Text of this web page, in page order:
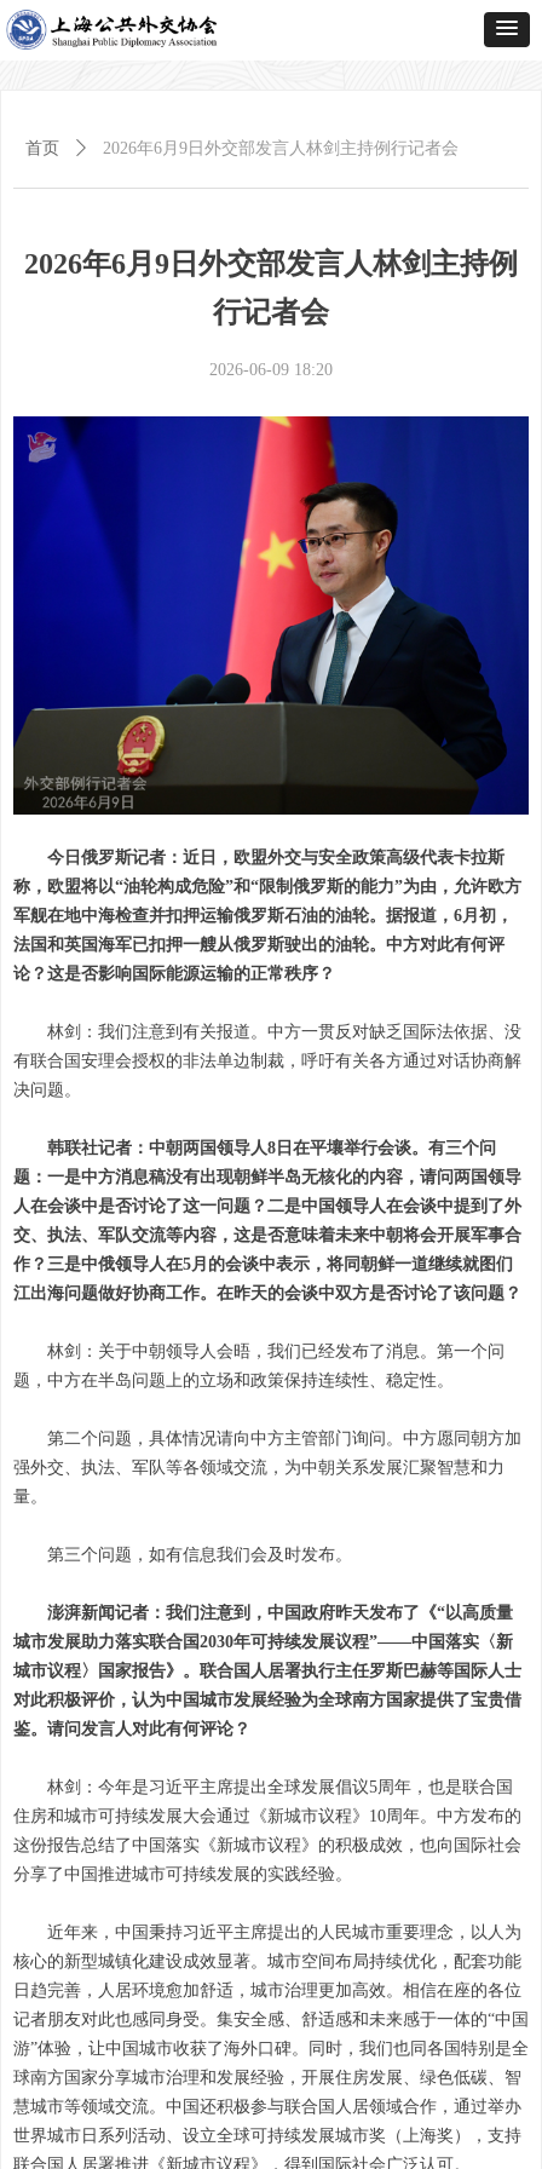
2026年6月9日外交部发言人林剑主持例
行记者会
今日俄罗斯记者：近日，欧盟外交与安全政策高级代表卡拉斯
称，欧盟将以“油轮构成危险”和“限制俄罗斯的能力”为由，允许欧方
军舰在地中海检查并扣押运输俄罗斯石油的油轮。据报道，6月初，
法国和英国海军已扣押一艘从俄罗斯驶出的油轮。中方对此有何评
论？这是否影响国际能源运输的正常秩序？
林剑：我们注意到有关报道。中方一贯反对缺乏国际法依据、没
有联合国安理会授权的非法单边制裁，呼吁有关各方通过对话协商解
决问题。
韩联社记者：中朝两国领导人8日在平壤举行会谈。有三个问
题：一是中方消息稿没有出现朝鲜半岛无核化的内容，请问两国领导
人在会谈中是否讨论了这一问题？二是中国领导人在会谈中提到了外
交、执法、军队交流等内容，这是否意味着未来中朝将会开展军事合
作？三是中俄领导人在5月的会谈中表示，将同朝鲜一道继续就图们
江出海问题做好协商工作。在昨天的会谈中双方是否讨论了该问题？
林剑：关于中朝领导人会晤，我们已经发布了消息。第一个问
题，中方在半岛问题上的立场和政策保持连续性、稳定性。
第二个问题，具体情况请向中方主管部门询问。中方愿同朝方加
强外交、执法、军队等各领域交流，为中朝关系发展汇聚智慧和力
量。
第三个问题，如有信息我们会及时发布。
澎湃新闻记者：我们注意到，中国政府昨天发布了《“以高质量
城市发展助力落实联合国2030年可持续发展议程”——中国落实〈新
城市议程〉国家报告》。联合国人居署执行主任罗斯巴赫等国际人士
对此积极评价，认为中国城市发展经验为全球南方国家提供了宝贵借
鉴。请问发言人对此有何评论？
林剑：今年是习近平主席提出全球发展倡议5周年，也是联合国
住房和城市可持续发展大会通过《新城市议程》10周年。中方发布的
这份报告总结了中国落实《新城市议程》的积极成效，也向国际社会
分享了中国推进城市可持续发展的实践经验。
近年来，中国秉持习近平主席提出的人民城市重要理念，以人为
核心的新型城镇化建设成效显著。城市空间布局持续优化，配套功能
日趋完善，人居环境愈加舒适，城市治理更加高效。相信在座的各位
记者朋友对此也感同身受。集安全感、舒适感和未来感于一体的“中国
游”体验，让中国城市收获了海外口碑。同时，我们也同各国特别是全
球南方国家分享城市治理和发展经验，开展住房发展、绿色低碳、智
慧城市等领域交流。中国还积极参与联合国人居领域合作，通过举办
世界城市日系列活动、设立全球可持续发展城市奖（上海奖），支持
联合国人居署推进《新城市议程》，得到国际社会广泛认可。
首页 ꄲ 2026年6月9日外交部发言人林剑主持例行记者会
2026-06-09 18:20